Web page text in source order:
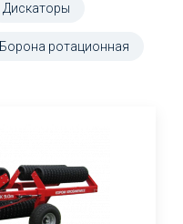
Дискаторы
Борона ротационная